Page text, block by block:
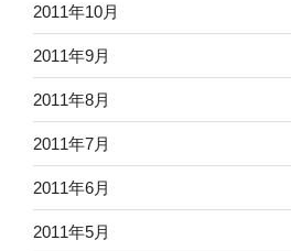
2011年10月
2011年9月
2011年8月
2011年7月
2011年6月
2011年5月